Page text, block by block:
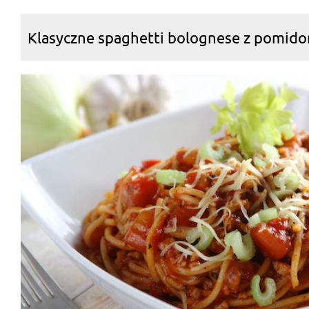
Klasyczne spaghetti bolognese z